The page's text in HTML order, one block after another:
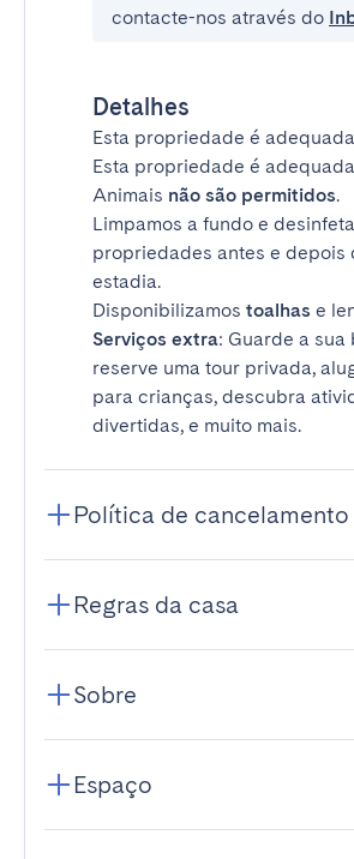
contacte-nos através do
Detalhes
Esta propriedade é
Esta propriedade é
Animais não são permitidos.
Limpamos a fundo e
propriedades antes e depois
estadia.
Disponibilizamos toalhas e
Serviços extra: Guarde a sua
reserve uma tour privada,
para crianças, descubra
divertidas, e muito mais.
Política de cancelamento
Regras da casa
Sobre
Espaço